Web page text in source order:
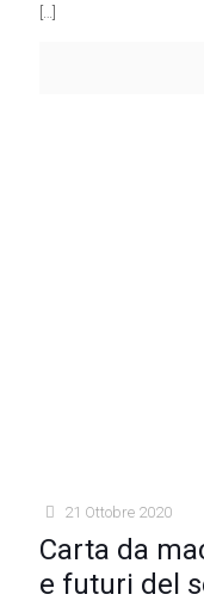
[…]
21 Ottobre 2020
Carta da
e futuri del